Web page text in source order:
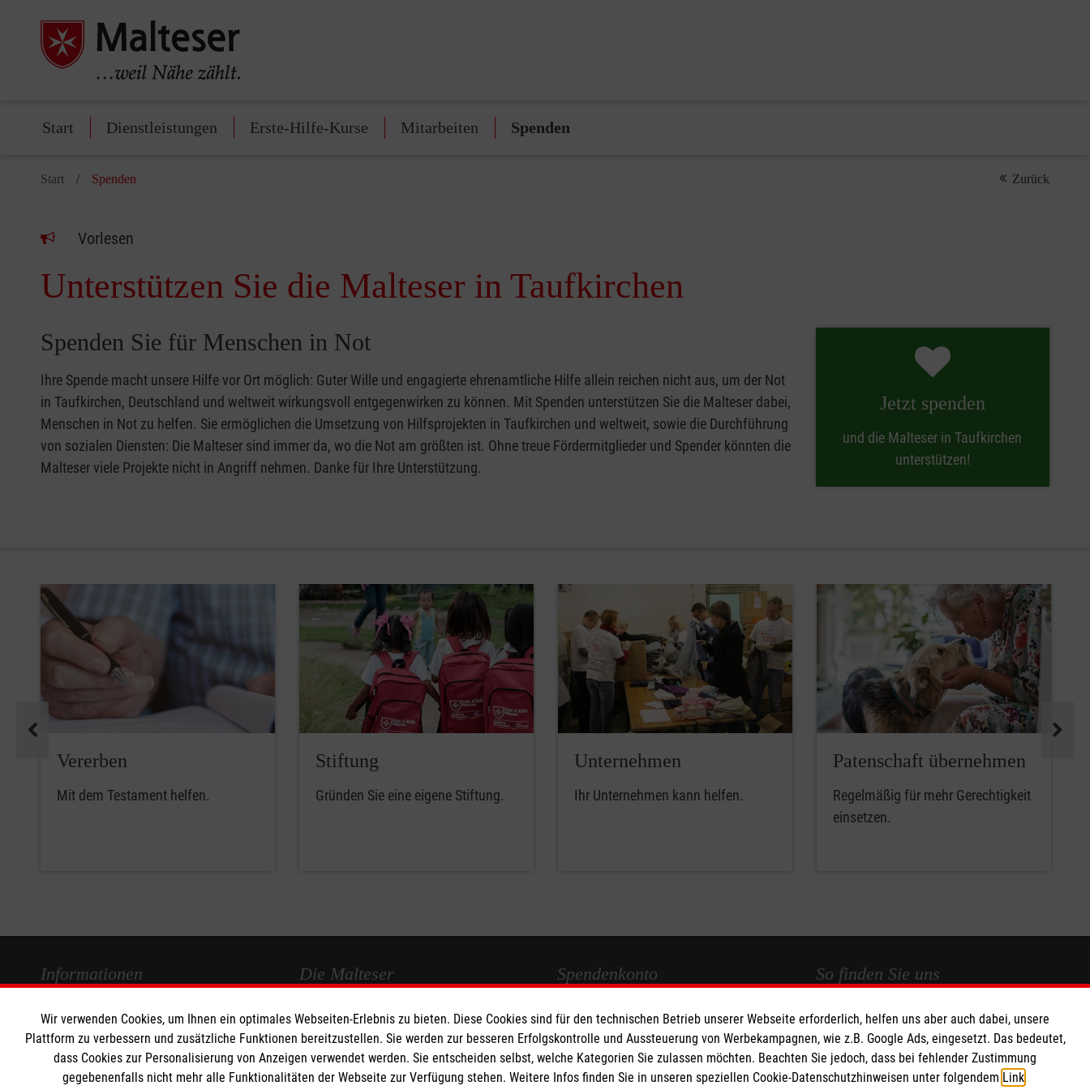
Start Dienstleistungen Erste-Hilfe-Kurse Mitarbeiten Spenden
Start Spenden Zurück
Vorlesen
Unterstützen Sie die Malteser in Taufkirchen
Spenden Sie für Menschen in Not
Ihre Spende macht unsere Hilfe vor Ort möglich: Guter Wille und engagierte ehrenamtliche Hilfe allein reichen nicht aus, um der Not
in Taufkirchen, Deutschland und weltweit wirkungsvoll entgegenwirken zu können. Mit Spenden unterstützen Sie die Malteser dabei,
Menschen in Not zu helfen. Sie ermöglichen die Umsetzung von Hilfsprojekten in Taufkirchen und weltweit, sowie die Durchführung
von sozialen Diensten: Die Malteser sind immer da, wo die Not am größten ist. Ohne treue Fördermitglieder und Spender könnten die
Malteser viele Projekte nicht in Angriff nehmen. Danke für Ihre Unterstützung.
Jetzt spenden
und die Malteser in Taufkirchen
unterstützen!
Pause
Vererben
Mit dem Testament helfen.
Stiftung
Gründen Sie eine eigene Stiftung.
Unternehmen
Ihr Unternehmen kann helfen.
Patenschaft übernehmen
Regelmäßig für mehr Gerechtigkeit
einsetzen.
Informationen
Impressum
Datenschutz
Kontakt
Die Malteser
Malteser in Deutschland
Malteserorden
Sharepoint
Spendenkonto
Empfänger: Malteser Hilfsdienst e.V.
Bank: PAX Bank für Kirche und Caritas eG
IBAN:DE12370601201201213556
So finden Sie uns
Tölzer Str. 10a
82024 Taufkirchen
Telefon: 089444 88780
Wir verwenden Cookies, um Ihnen ein optimales Webseiten-Erlebnis zu bieten. Diese Cookies sind für den technischen Betrieb unserer Webseite erforderlich, helfen uns aber auch dabei, unsere
Plattform zu verbessern und zusätzliche Funktionen bereitzustellen. Sie werden zur besseren Erfolgskontrolle und Aussteuerung von Werbekampagnen, wie z.B. Google Ads, eingesetzt. Das bedeutet,
dass Cookies zur Personalisierung von Anzeigen verwendet werden. Sie entscheiden selbst, welche Kategorien Sie zulassen möchten. Beachten Sie jedoch, dass bei fehlender Zustimmung
gegebenenfalls nicht mehr alle Funktionalitäten der Webseite zur Verfügung stehen. Weitere Infos finden Sie in unseren speziellen Cookie-Datenschutzhinweisen unter folgendem Link